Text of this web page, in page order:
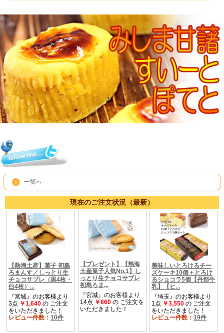
一覧へ
現在のご注文状況（最新）